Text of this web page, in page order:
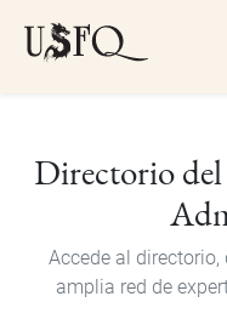
Directorio
Accede al
amplia red de